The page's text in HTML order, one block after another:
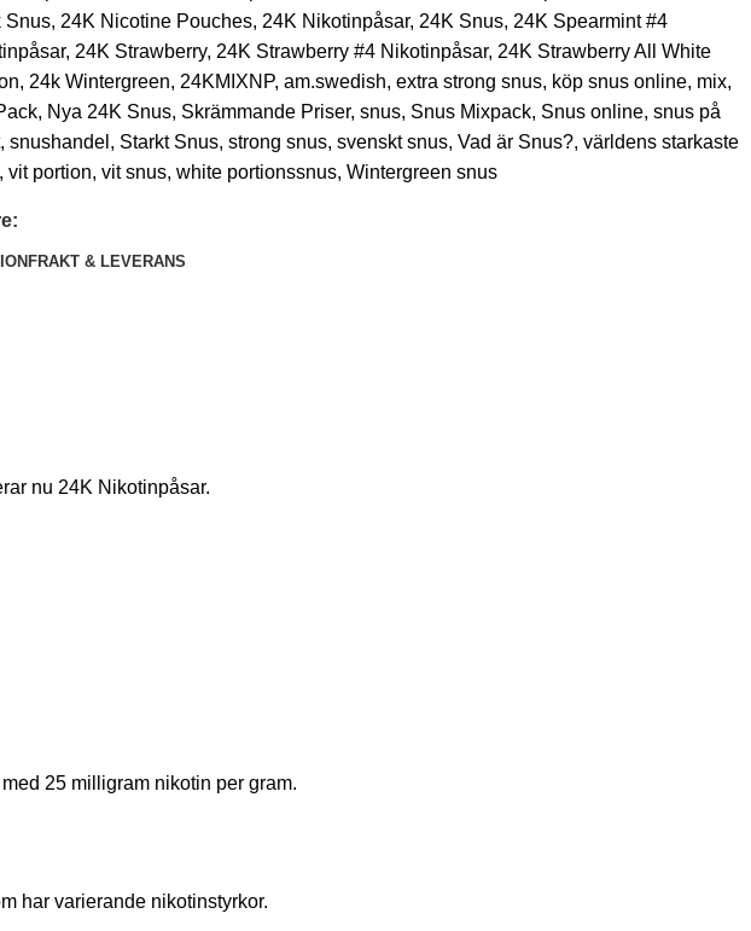
Snus, 24K Nicotine Pouches, 24K Nikotinpåsar, 24K Snus, 24K Spearmint #4
, 24K Strawberry, 24K Strawberry #4 Nikotinpåsar, 24K Strawberry All White
, 24k Wintergreen, 24KMIXNP, am.swedish, extra strong snus, köp snus online, mix,
, Nya 24K Snus, Skrämmande Priser, snus, Snus Mixpack, Snus online, snus på
, snushandel , Starkt Snus, strong snus, svenskt snus, Vad är Snus?, världens starkaste
, vit portion, vit snus, white portionssnus, Wintergreen snus
FRAKT & LEVERANS
nu 24K Nikotinpåsar.
25 milligram nikotin per gram.
har varierande nikotinstyrkor.